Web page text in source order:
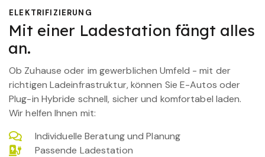
ELEKTRIFIZIERUNG
Mit einer Ladestation fängt alles
an.
Ob Zuhause oder im gewerblichen Umfeld - mit der
richtigen Ladeinfrastruktur, können Sie E-Autos oder
Plug-in Hybride schnell, sicher und komfortabel laden.
Wir helfen Ihnen mit:
Individuelle Beratung und Planung
Passende Ladestation